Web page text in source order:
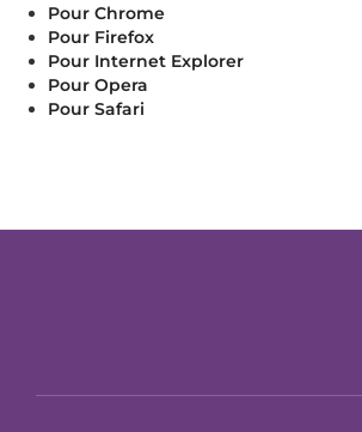
Pour Chrome
Pour Firefox
Pour Internet Explorer
Pour Opera
Pour Safari